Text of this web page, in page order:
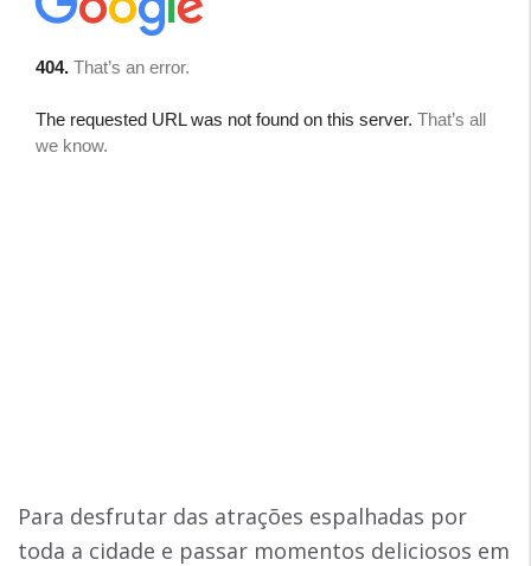
Para desfrutar das atrações espalhadas por
toda a cidade e passar momentos deliciosos em